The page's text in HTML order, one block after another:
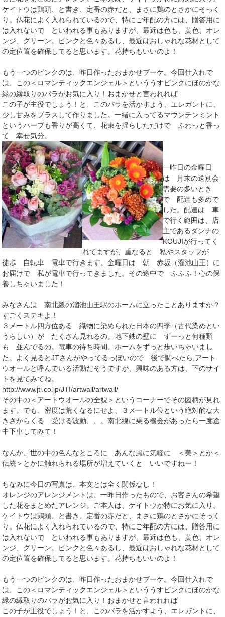
ケイトウは鶏頭、と書き、定番の赤だと、まさに鶏のとさかにそっく
り。仏花によく入れられているので、特にご年配の方には、贈答用に
は入れないで といわれる事もありますが、最近は色も、黄色、オレ
ンジ、グリーン。ピンクと色々あるし、最近はおしゃれな花材として
の定位置を確保してると思います。花持ちもいいのよ！
もう一つのピンクのは、昨日作ったおまかせブーケ。今回仕入れで
は、この＜ロマンティックエンジェル＞といううすピンクにほのかな
緑の縁取りのバラがお気に入り！おまかせと言われれば
この子が主役でしょう！と、このバラを活かすよう、エレガントに、
少し甘みをプラスして作りました。一緒に入ってるマウンテンミント
というハーブも香りが高くて、花束を揺らしただけで ふわっと香っ
て 幸せ気分。
一昨日の金曜日
は 月末の送別会
需要の多いとき
で 配達も多めで
した。配達は 車
で行く範囲は、店
主であるダンナの
KOUJIが行ってく
れてますが、重なると 私やスタッフが
徒歩 自転車 電車で行きます。金曜日は 朝 赤坂（溜池山王）に
お届けで 私が電車で行ってきました。その途中で ふふふ！心の保
養しちゃいました！
みなさんは 南北線の溜池山王駅のホームに立ったことありますか？
すごくステキよ！
３メートル四方位ある 織物に染められた日本の四季（古代染めとい
うらしい）が たくさん見れるの。地下鉄の壁に ずーっと何種類
も 並んでるの。電車の待ち時間、ホームをずっと歩いちゃいまし
た。よく見るとJTさんがやってるっぽいので 後で調べたら,アート
ウオールと呼んでいる活動だそうですが、興味のある方は、下のサイ
トを見てみてね。
http://www.jti.co.jp/JTI/artwall/artwall/
その中の＜アートウオールの全貌＞というコーナーでその図柄が見れ
ます。でも、密度は荒くなるにせよ、３メートル位という絶対的な大
きさからくる 受ける波動、、。南北線に乗る機会があったら一度途
中下車してみて！
なんか、世の中の色んなところに あんな風に気軽に ＜美＞とか＜
伝統＞とかに触れられる場所が増えていくと いいですねー！
ちなみに今日の写真は、本文とは全く関係なし！
オレンジのアレンジメントは、一昨日作ったもので、お客さんの希望
した花をまとめたアレンジ。ご本人は、ケイトウが特にお気に入り。
ケイトウは鶏頭、と書き、定番の赤だと、まさに鶏のとさかにそっく
り。仏花によく入れられているので、特にご年配の方には、贈答用に
は入れないで といわれる事もありますが、最近は色も、黄色、オレ
ンジ、グリーン。ピンクと色々あるし、最近はおしゃれな花材として
の定位置を確保してると思います。花持ちもいいのよ！
もう一つのピンクのは、昨日作ったおまかせブーケ。今回仕入れで
は、この＜ロマンティックエンジェル＞といううすピンクにほのかな
緑の縁取りのバラがお気に入り！おまかせと言われれば
この子が主役でしょう！と、このバラを活かすよう、エレガントに、